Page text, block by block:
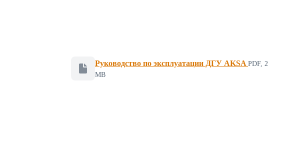
Руководство по эксплуатации ДГУ AKSA PDF, 2
MBФайл для скачивания, формат PDF, размер 2 мегабайт